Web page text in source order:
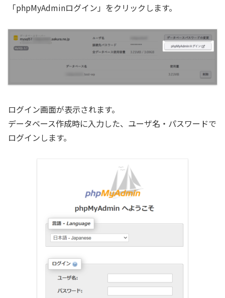
「phpMyAdminログイン」をクリックします。
ログイン画面が表示されます。
データベース作成時に入力した、ユーザ名・パスワードで
ログインします。